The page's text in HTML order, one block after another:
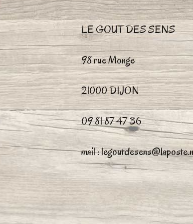
LE GOUT DES SENS
98 rue Monge
21000 DIJON
09 81 87 47 36
mail :